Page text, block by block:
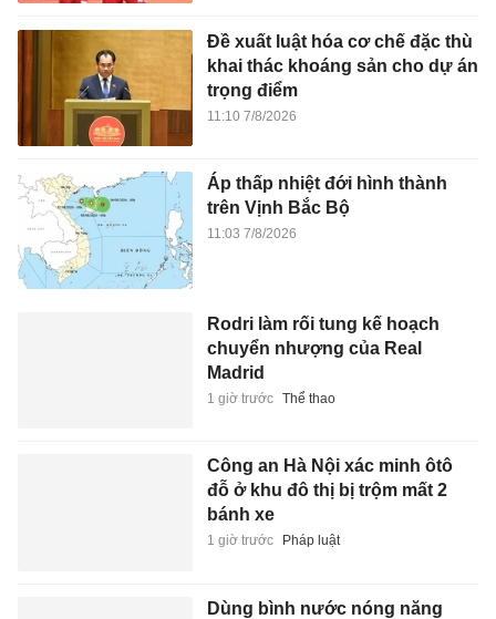
Đề xuất luật hóa cơ chế đặc thù
khai thác khoáng sản cho dự án
trọng điểm
11:10 7/8/2026
Áp thấp nhiệt đới hình thành
trên Vịnh Bắc Bộ
11:03 7/8/2026
Rodri làm rối tung kế hoạch
chuyển nhượng của Real
Madrid
1 giờ trước Thể thao
Công an Hà Nội xác minh ôtô
đỗ ở khu đô thị bị trộm mất 2
bánh xe
1 giờ trước Pháp luật
Dùng bình nước nóng năng